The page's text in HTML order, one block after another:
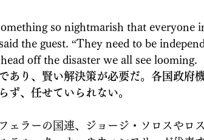
so nightmarish that everyone
the guest. “They need to be
off the disaster we all see looming.
あり、賢い解決策が必要だ。各国政府
ず、任せていられない。
ェラーの国連、ジョージ・ソロスやロ